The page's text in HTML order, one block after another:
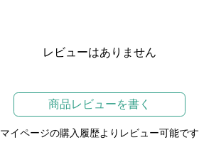
レビューはありません
商品レビューを書く
マイページの購入履歴よりレビュー可能です